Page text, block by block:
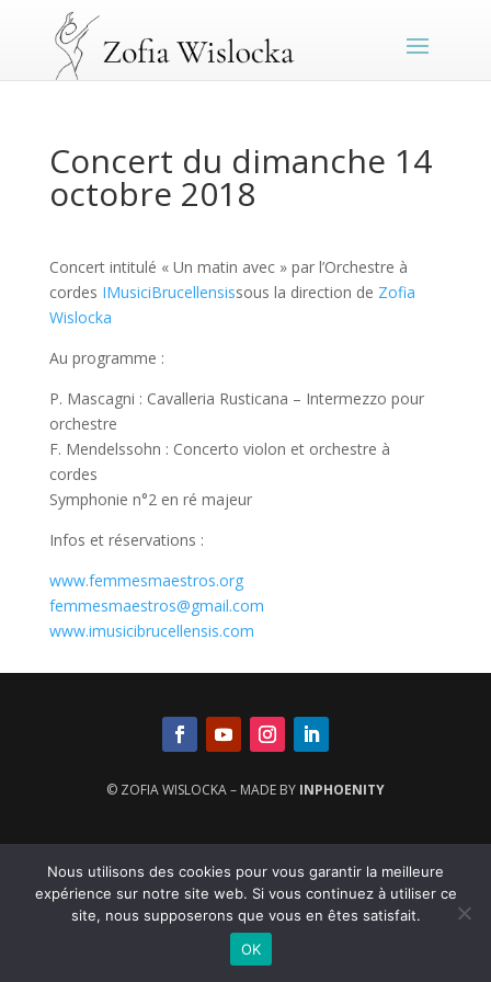
Concert du dimanche 14
octobre 2018
Concert intitulé « Un matin avec » par l’Orchestre à
cordes IMusiciBrucellensissous la direction de Zofia
Wislocka
Au programme :
P. Mascagni : Cavalleria Rusticana – Intermezzo pour
orchestre
F. Mendelssohn : Concerto violon et orchestre à
cordes
Symphonie n°2 en ré majeur
Infos et réservations :
www.femmesmaestros.org
femmesmaestros@gmail.com
www.imusicibrucellensis.com
© ZOFIA WISLOCKA – MADE BY INPHOENITY
Nous utilisons des cookies pour vous garantir la meilleure
expérience sur notre site web. Si vous continuez à utiliser ce
site, nous supposerons que vous en êtes satisfait.
OK